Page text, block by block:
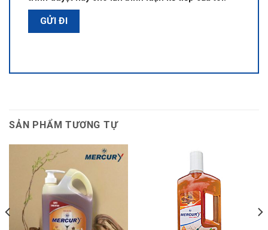
SẢN PHẨM TƯƠNG TỰ